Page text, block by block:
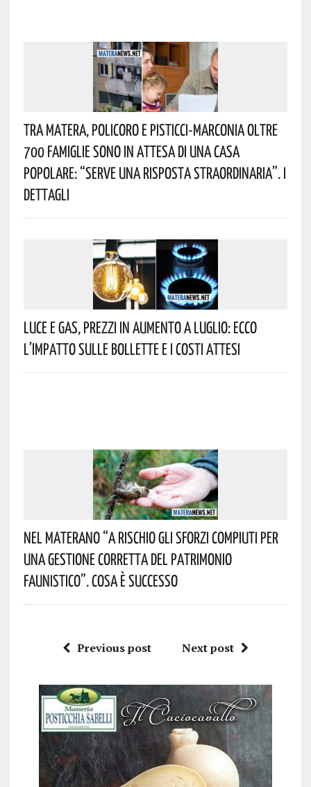
Tra Matera, Policoro E Pisticci-Marconia Oltre
700 Famiglie Sono In Attesa Di Una Casa
Popolare: “serve Una Risposta Straordinaria”. I
Dettagli
Luce E Gas, Prezzi In Aumento A Luglio: Ecco
L’impatto Sulle Bollette E I Costi Attesi
Nel Materano “a Rischio Gli Sforzi Compiuti Per
Una Gestione Corretta Del Patrimonio
Faunistico”. Cosa È Successo
Previous post Next post